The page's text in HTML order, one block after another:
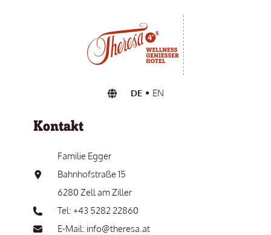
DE EN
Kontakt
Familie Egger
Bahnhofstraße 15
6280 Zell am Ziller
Tel: +43 5282 22860
E-Mail: info@theresa.at